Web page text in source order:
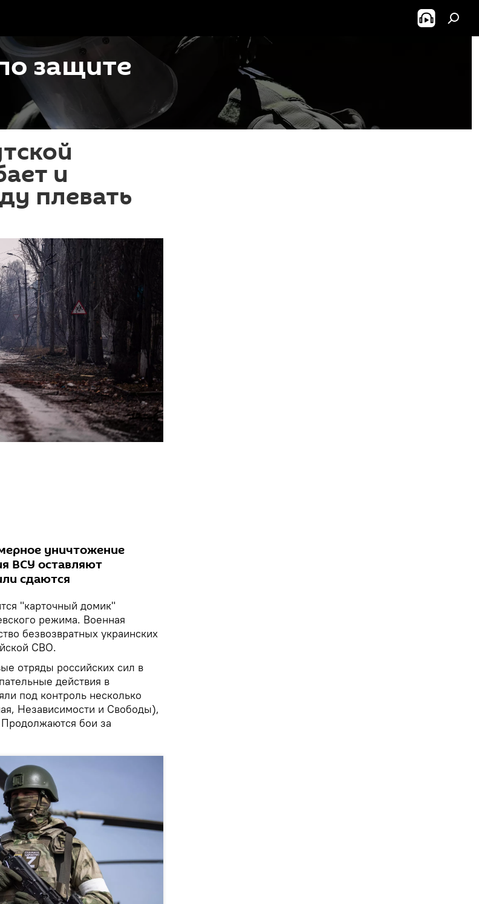
защите
и
плевать
уничтожение
ВСУ оставляют
сдаются
"карточный домик"
режима. Военная
безвозвратных украинских
СВО.
отряды российских сил в
действия в
под контроль несколько
Независимости и Свободы),
бои за